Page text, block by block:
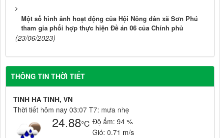
Một số hình ảnh hoạt động của Hội Nông dân xã Sơn Phú
tham gia phối hợp thực hiện Đề án 06 của Chính phủ
(23/06/2023)
THÔNG TIN THỜI TIẾT
TINH HA TINH, VN
Thời tiết hôm nay 03:07 T7: mưa nhẹ
24.88°C Độ ẩm: 94 %
Gió: 0.71 m/s